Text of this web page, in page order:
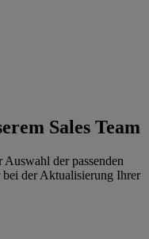
Sales Team
der passenden
der Aktualisierung Ihrer